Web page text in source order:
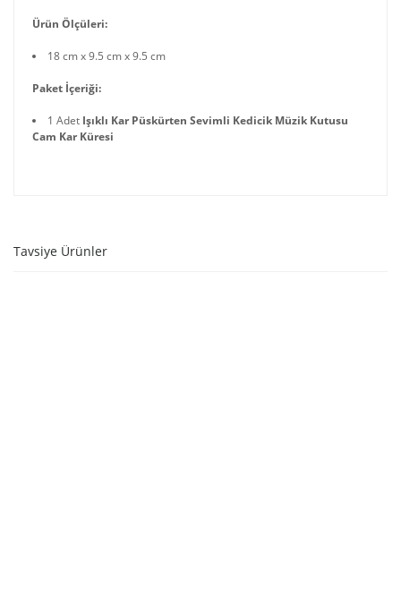
Ürün Ölçüleri:
18 cm x 9.5 cm x 9.5 cm
Paket İçeriği:
1 Adet Işıklı Kar Püskürten Sevimli Kedicik Müzik Kutusu
Cam Kar Küresi
Tavsiye Ürünler